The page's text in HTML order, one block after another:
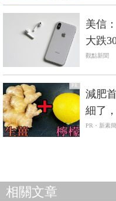
美信
大跌
觀點新聞
PR
減肥
細了
PR・新素簡
相關文章